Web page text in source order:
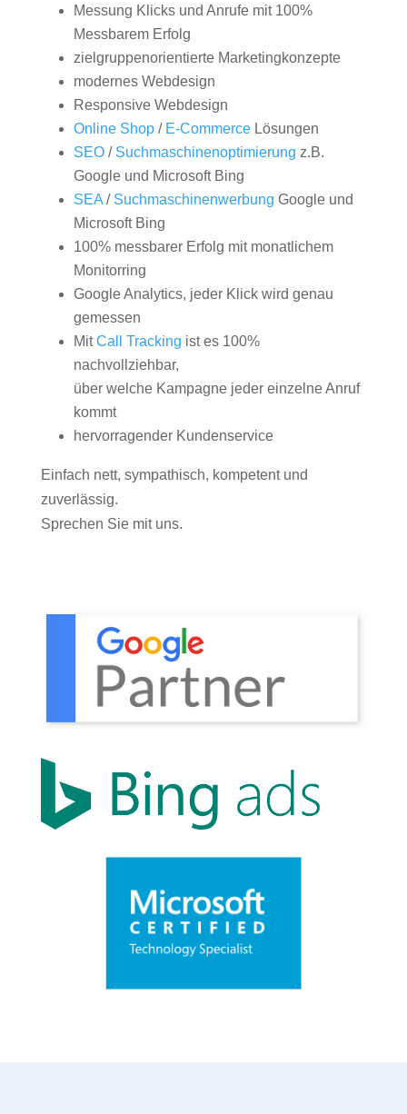
Messung Klicks und Anrufe mit 100%
Messbarem Erfolg
zielgruppenorientierte Marketingkonzepte
modernes Webdesign
Responsive Webdesign
Online Shop/ E-CommerceLösungen
SEO/ Suchmaschinenoptimierung z.B.
Google und Microsoft Bing
SEA/ Suchmaschinenwerbung Google und
Microsoft Bing
100% messbarer Erfolg mit monatlichem
Monitorring
Google Analytics, jeder Klick wird genau
gemessen
MitCall Tracking ist es 100%
nachvollziehbar,
über welche Kampagne jeder einzelne Anruf
kommt
hervorragender Kundenservice
Einfach nett, sympathisch, kompetent und
zuverlässig.
Sprechen Sie mit uns.